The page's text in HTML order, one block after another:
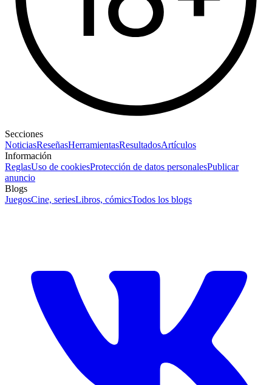
Secciones
NoticiasReseñasHerramientasResultadosArtículos
Información
ReglasUso de cookiesProtección de datos personalesPublicar
anuncio
Blogs
JuegosCine, seriesLibros, cómicsTodos los blogs